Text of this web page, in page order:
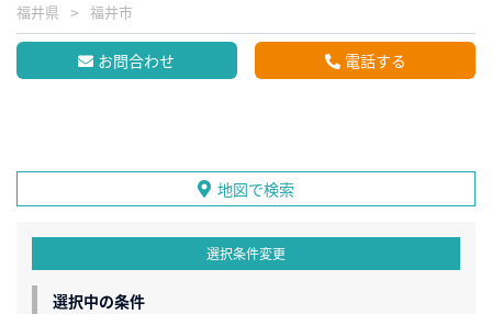
福井県 福井市
お問合わせ 電話する
地図で検索
選択条件変更
選択中の条件